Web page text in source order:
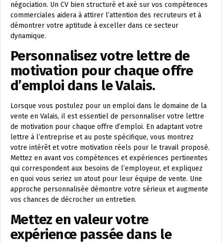
négociation. Un CV bien structuré et axé sur vos compétences
commerciales aidera à attirer l’attention des recruteurs et à
démontrer votre aptitude à exceller dans ce secteur
dynamique.
Personnalisez votre lettre de
motivation pour chaque offre
d’emploi dans le Valais.
Lorsque vous postulez pour un emploi dans le domaine de la
vente en Valais, il est essentiel de personnaliser votre lettre
de motivation pour chaque offre d’emploi. En adaptant votre
lettre à l’entreprise et au poste spécifique, vous montrez
votre intérêt et votre motivation réels pour le travail proposé.
Mettez en avant vos compétences et expériences pertinentes
qui correspondent aux besoins de l’employeur, et expliquez
en quoi vous seriez un atout pour leur équipe de vente. Une
approche personnalisée démontre votre sérieux et augmente
vos chances de décrocher un entretien.
Mettez en valeur votre
expérience passée dans le